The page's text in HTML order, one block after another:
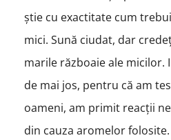
știe cu exactitate cum
mici. Sună ciudat, dar
marile războaie ale micilor.
de mai jos, pentru că am
oameni, am primit reacții
din cauza aromelor